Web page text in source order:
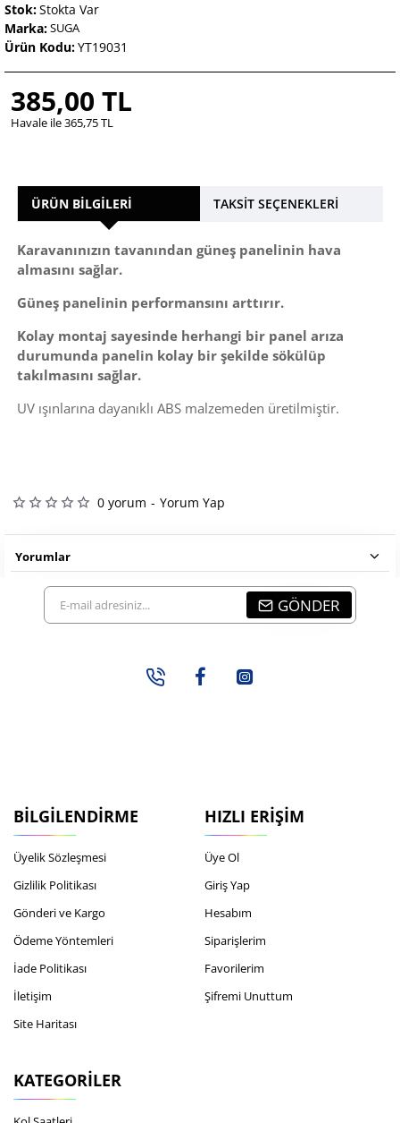
Stok:Stokta Var
Marka:SUGA
Ürün Kodu:YT19031
0 yorum - Yorum Yap
385,00 TL
Havale ile 365,75 TL
ÜRÜN BILGILERI TAKSIT SEÇENEKLERI
Karavanınızın tavanından güneş panelinin hava
almasını sağlar.
Güneş panelinin performansını arttırır.
Kolay montaj sayesinde herhangi bir panel arıza
durumunda panelin kolay bir şekilde sökülüp
takılmasını sağlar.
UV ışınlarına dayanıklı ABS malzemeden üretilmiştir.
Yorumlar
E-
mail
GÖNDER
BILGILENDIRME
Üyelik Sözleşmesi
Gizlilik Politikası
Gönderi ve Kargo
Ödeme Yöntemleri
İade Politikası
İletişim
Site Haritası
HIZLI ERIŞIM
Üye Ol
Giriş Yap
Hesabım
Siparişlerim
Favorilerim
Şifremi Unuttum
KATEGORILER